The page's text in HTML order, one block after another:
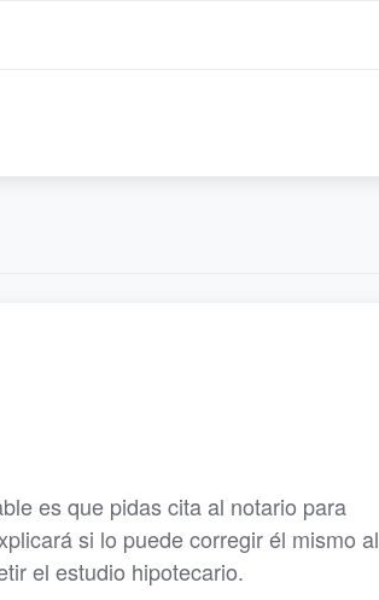
es que pidas cita al notario para
si lo puede corregir él mismo al
el estudio hipotecario.